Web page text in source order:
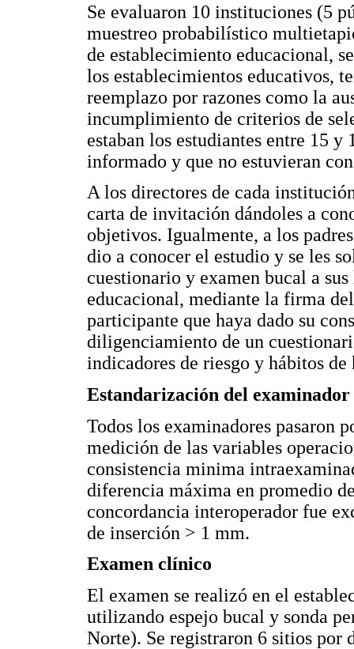
Se evaluaron 10 instituciones (5
muestreo probabilístico
de establecimiento educacional,
los establecimientos educativos,
reemplazo por razones como la
incumplimiento de criterios de
estaban los estudiantes entre 15
informado y que no estuvieran
A los directores de cada
carta de invitación dándoles a
objetivos. Igualmente, a los
dio a conocer el estudio y se les
cuestionario y examen bucal a
educacional, mediante la firma
participante que haya dado su
diligenciamiento de un
indicadores de riesgo y hábitos de
Estandarización del examinador
Todos los examinadores pasaron
medición de las variables
consistencia minima
diferencia máxima en promedio
concordancia interoperador fue
de inserción > 1 mm.
Examen clínico
El examen se realizó en el
utilizando espejo bucal y sonda
Norte). Se registraron 6 sitios por